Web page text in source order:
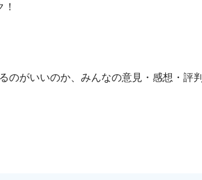
のがいいのか、みんなの意見・感想・評判